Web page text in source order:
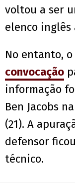
voltou a ser
elenco inglês
No entanto,
convocação
informação
Ben Jacobs
(21). A
defensor
técnico.